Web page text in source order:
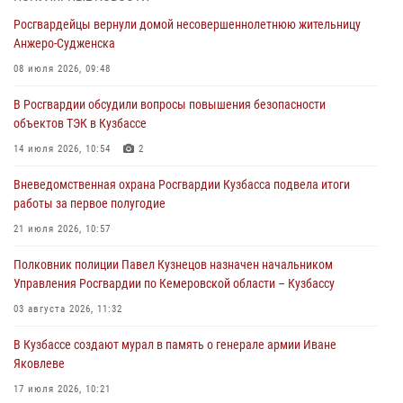
05 августа 2026, 09:30
Росгвардейцы задержали участника драки, причинившего побои
05 августа 2026, 08:50
Росгвардейцы пресекли нарушение общественного порядка на
05 августа 2026, 08:10
Росгвардейцы в Юрге пресекли попытку проникновения на
05 августа 2026, 07:45
Росгвардейцы вернули домой несовершеннолетнюю жительницу
Анжеро-Судженска
08 июля 2026, 09:48
В Росгвардии обсудили вопросы повышения безопасности
объектов ТЭК в Кузбассе
14 июля 2026, 10:54 2
Вневедомственная охрана Росгвардии Кузбасса подвела итоги
работы за первое полугодие
21 июля 2026, 10:57
Полковник полиции Павел Кузнецов назначен начальником
Управления Росгвардии по Кемеровской области – Кузбассу
03 августа 2026, 11:32
В Кузбассе создают мурал в память о генерале армии Иване
Яковлеве
17 июля 2026, 10:21